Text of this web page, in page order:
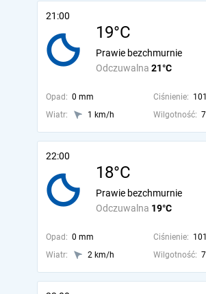
21:00
19°C
Odczuwalna 21°C
Prawie bezchmurnie
Opad: 0 mm Ciśnienie:
Wiatr:
1 km/h Wilgotność:
22:00
18°C
Odczuwalna 19°C
Prawie bezchmurnie
Opad: 0 mm Ciśnienie:
Wiatr:
2 km/h Wilgotność: